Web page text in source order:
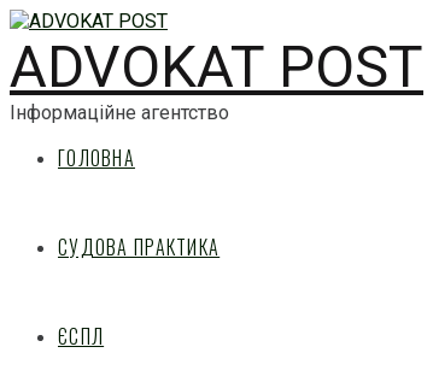
ADVOKAT POST
Інформаційне агентство
ГОЛОВНА
СУДОВА ПРАКТИКА
ЄСПЛ